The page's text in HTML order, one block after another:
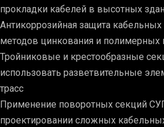
прокладки кабелей в высотных
Антикоррозийная защита
методов цинкования и полимерных
Тройниковые и крестообразные
использовать разветвительные
трасс
Применение поворотных секций
проектировании сложных